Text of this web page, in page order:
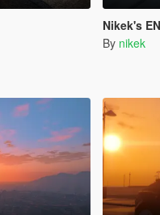
Nikek's ENB
By nikek